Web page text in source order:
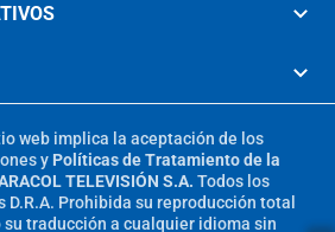
web implica la aceptación de los
y Políticas de Tratamiento de la
TELEVISIÓN S.A. Todos los
D.R.A. Prohibida su reproducción total
su traducción a cualquier idioma sin